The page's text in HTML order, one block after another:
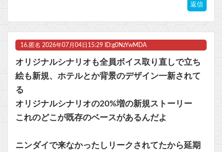
返信
16. 匿名 2026年07月04日15:29 ID:g0NzYwMDA
オリジナルシナリオも全員ボイス取り直しで立ち
絵も新規、ホテルとか背景のデザイン一新されて
る
オリジナルシナリオの20%増の新規ストーリー
これのどこが既存のベースがあるんだよ
ニンダイで来なかったしリークされてたから延期